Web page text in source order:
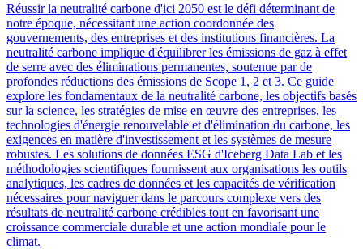
Réussir la neutralité carbone d'ici 2050 est le défi déterminant de
notre époque, nécessitant une action coordonnée des
gouvernements, des entreprises et des institutions financières. La
neutralité carbone implique d'équilibrer les émissions de gaz à effet
de serre avec des éliminations permanentes, soutenue par de
profondes réductions des émissions de Scope 1, 2 et 3. Ce guide
explore les fondamentaux de la neutralité carbone, les objectifs basés
sur la science, les stratégies de mise en œuvre des entreprises, les
technologies d'énergie renouvelable et d'élimination du carbone, les
exigences en matière d'investissement et les systèmes de mesure
robustes. Les solutions de données ESG d'Iceberg Data Lab et les
méthodologies scientifiques fournissent aux organisations les outils
analytiques, les cadres de données et les capacités de vérification
nécessaires pour naviguer dans le parcours complexe vers des
résultats de neutralité carbone crédibles tout en favorisant une
croissance commerciale durable et une action mondiale pour le
climat.